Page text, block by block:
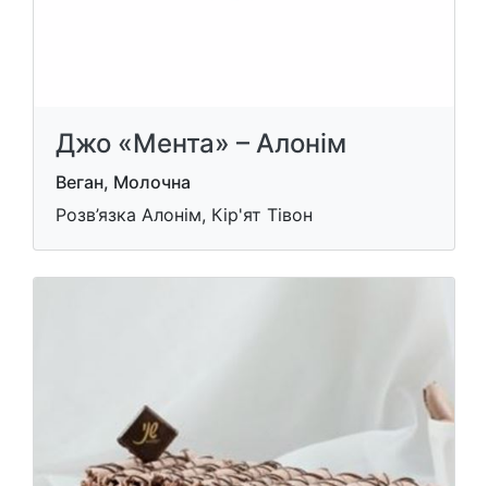
Джо «Мента» – Алонім
Веган, Молочна
Розв’язка Алонім, Кір'ят Тівон